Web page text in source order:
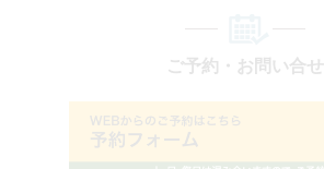
ご予約・お問い合せ